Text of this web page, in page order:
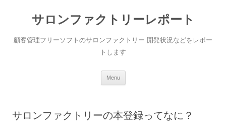
サロンファクトリーレポート
顧客管理フリーソフトのサロンファクトリー 開発状況などをレポー
トします
Menu
サロンファクトリーの本登録ってなに？